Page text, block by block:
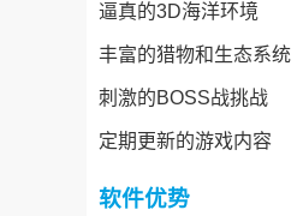
逼真的3D海洋环境
丰富的猎物和生态系统
刺激的BOSS战挑战
定期更新的游戏内容
软件优势